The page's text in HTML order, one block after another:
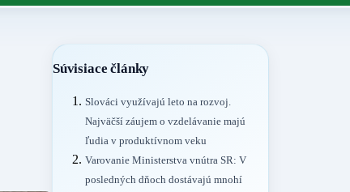
Súvisiace články
Slováci využívajú leto na rozvoj.
Najväčší záujem o vzdelávanie majú
ľudia v produktívnom veku
Varovanie Ministerstva vnútra SR: V
posledných dňoch dostávajú mnohí